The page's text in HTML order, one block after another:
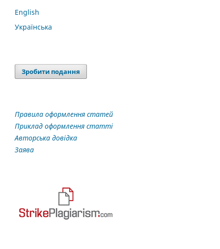
English
Українська
Зробити подання
Правила оформлення статей
Приклад оформлення статті
Авторська довідка
Заява